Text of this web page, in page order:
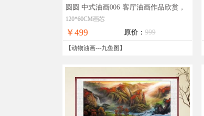
圆圆 中式油画006 客厅油画作品欣赏，
现货图片，在线支付，全国免邮
120*60CM画芯
￥499 原价： 999
【动物油画---九鱼图 】